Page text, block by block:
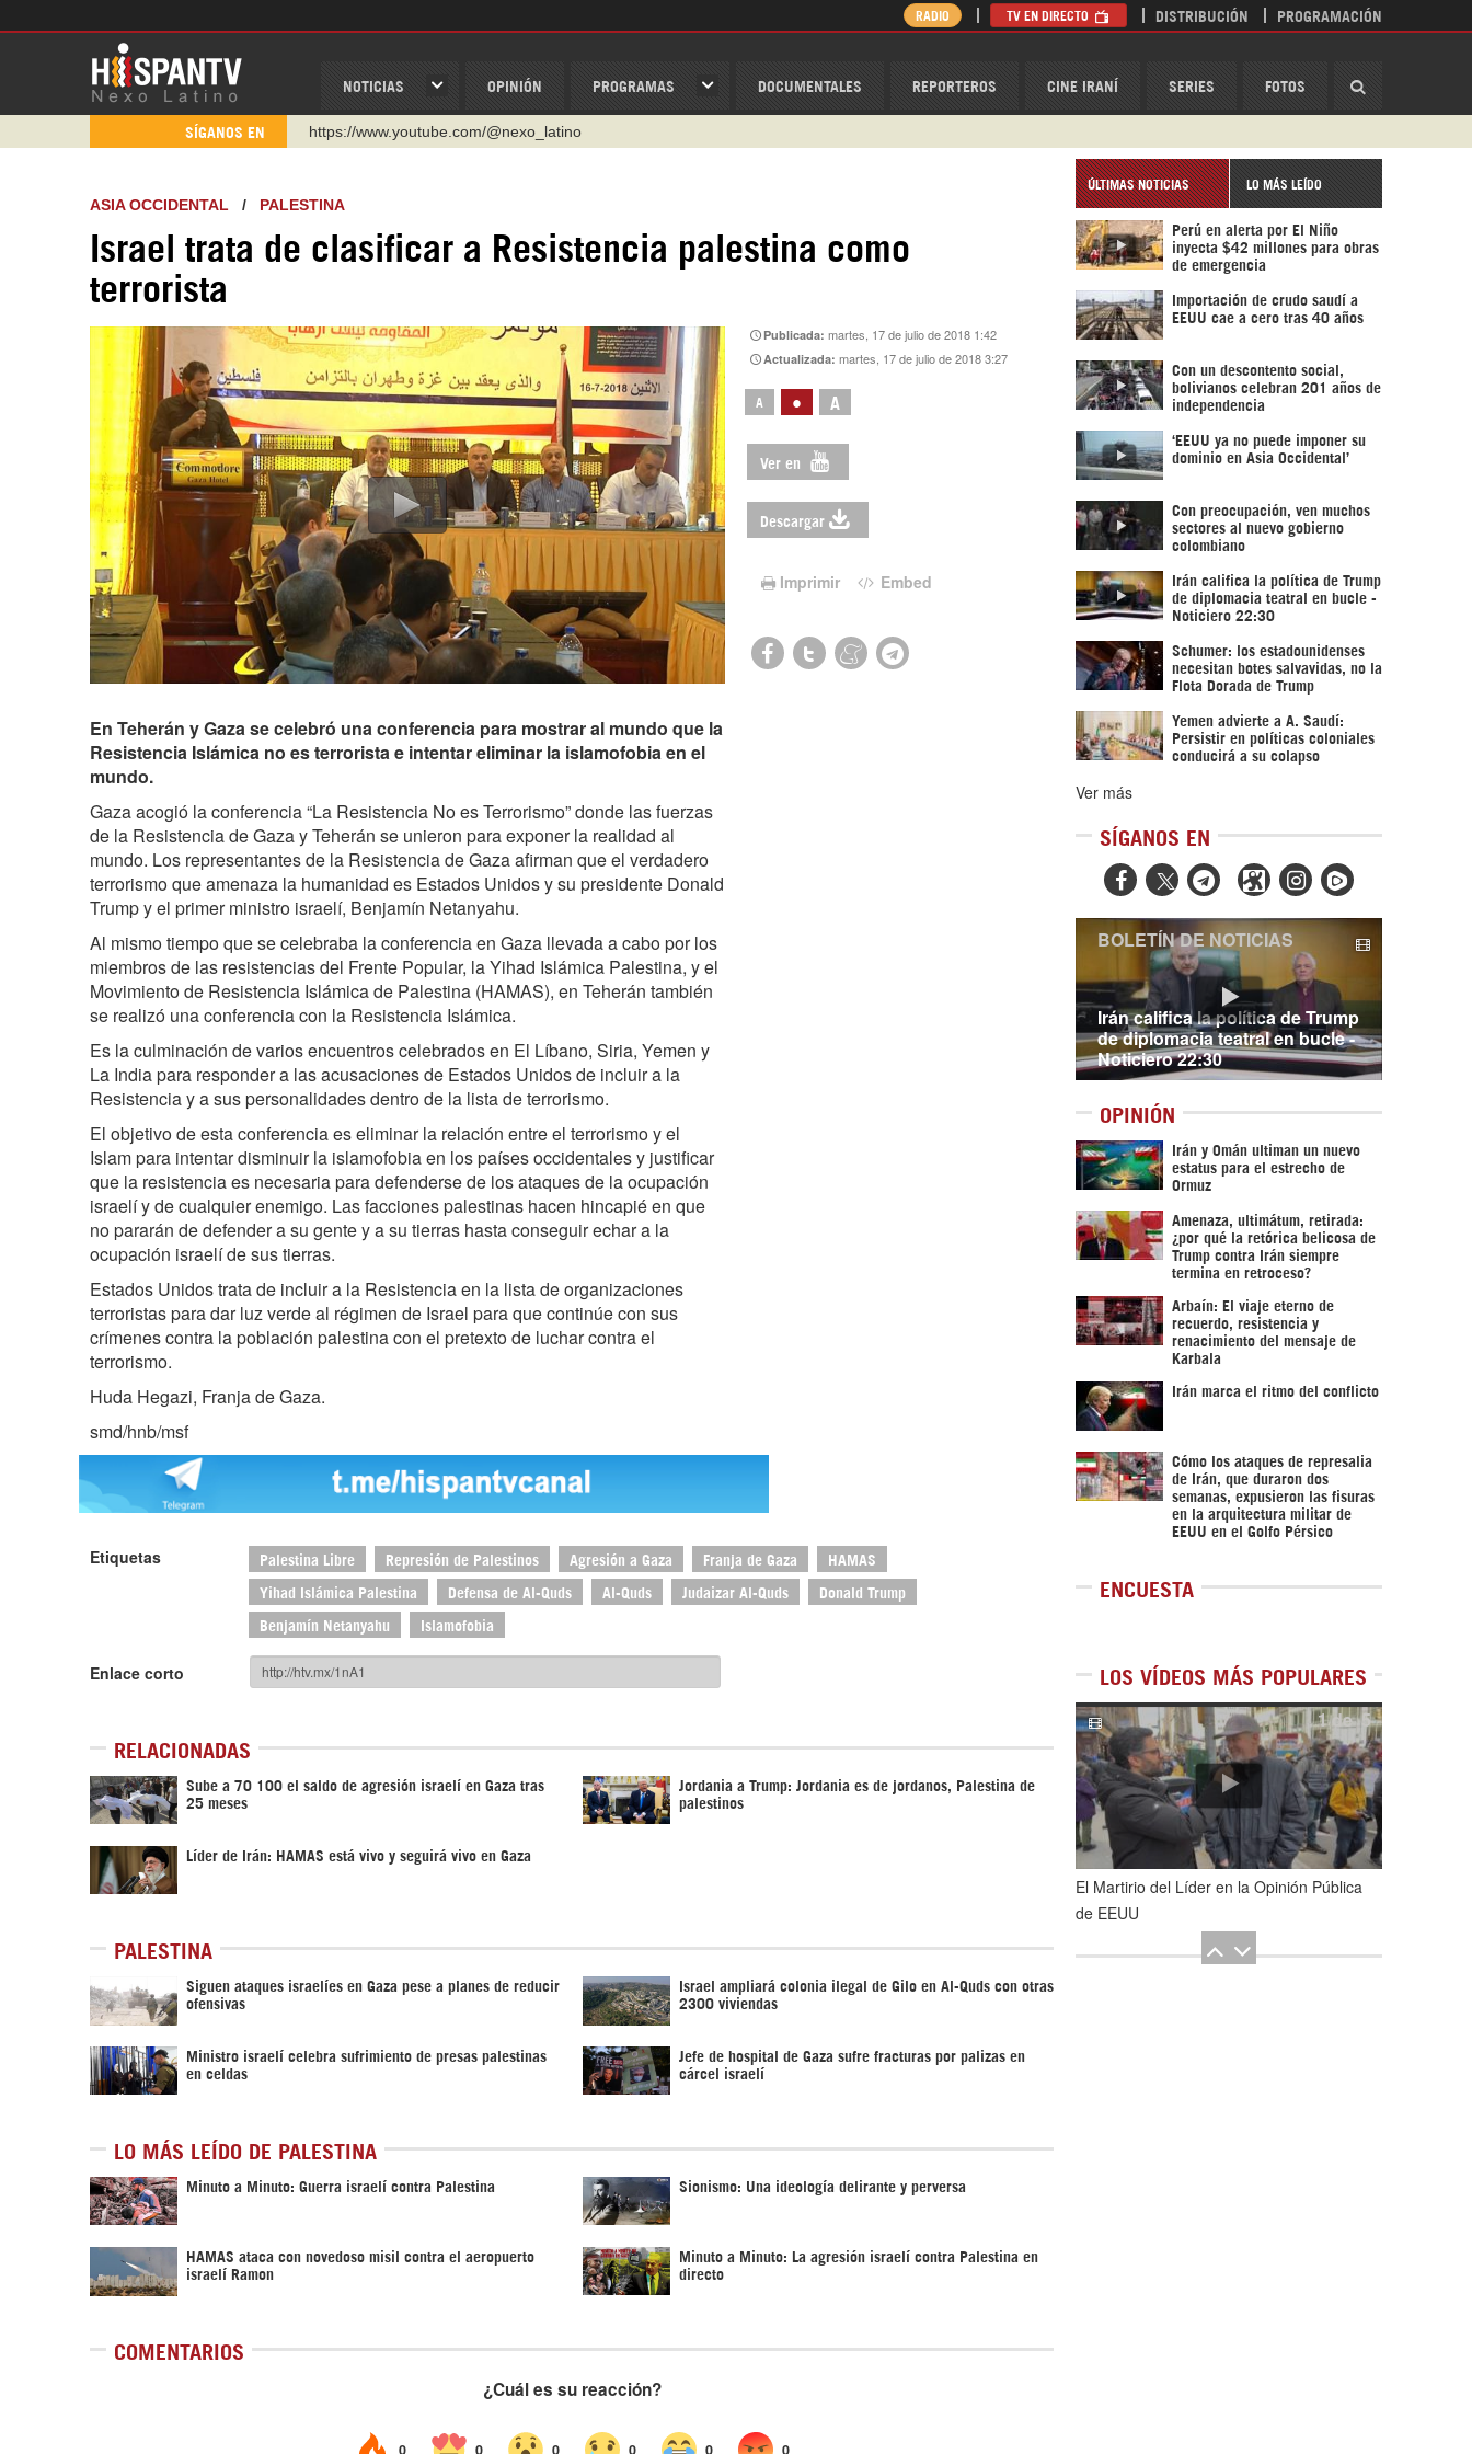
NOTICIAS OPINIÓN PROGRAMAS DOCUMENTALES REPORTEROS CINE IRANÍ SERIES FOTOS
RADIO TV EN DIRECTO DISTRIBUCIÓN PROGRAMACIÓN
SÍGANOS EN
https://www.youtube.com/@nexo_latino
https://t.me/hispantvcanal
https://urmedium.com/c/hispantv
WhatsApp y Viber: +98 921 79 29 404
https://www.facebook.com/Nexolatino.Canal
ASIA OCCIDENTAL / PALESTINA
Israel trata de clasificar a Resistencia palestina como
terrorista
Publicada:martes, 17 de julio de 2018 1:42
Actualizada:martes, 17 de julio de 2018 3:27
A • A
Ver en
Descargar
Imprimir Embed
En Teherán y Gaza se celebró una conferencia para mostrar al mundo que la
Resistencia Islámica no es terrorista e intentar eliminar la islamofobia en el
mundo.
Gaza acogió la conferencia “La Resistencia No es Terrorismo” donde las fuerzas
de la Resistencia de Gaza y Teherán se unieron para exponer la realidad al
mundo. Los representantes de la Resistencia de Gaza afirman que el verdadero
terrorismo que amenaza la humanidad es Estados Unidos y su presidente Donald
Trump y el primer ministro israelí, Benjamín Netanyahu.
Al mismo tiempo que se celebraba la conferencia en Gaza llevada a cabo por los
miembros de las resistencias del Frente Popular, la Yihad Islámica Palestina, y el
Movimiento de Resistencia Islámica de Palestina (HAMAS), en Teherán también
se realizó una conferencia con la Resistencia Islámica.
Es la culminación de varios encuentros celebrados en El Líbano, Siria, Yemen y
La India para responder a las acusaciones de Estados Unidos de incluir a la
Resistencia y a sus personalidades dentro de la lista de terrorismo.
El objetivo de esta conferencia es eliminar la relación entre el terrorismo y el
Islam para intentar disminuir la islamofobia en los países occidentales y justificar
que la resistencia es necesaria para defenderse de los ataques de la ocupación
israelí y de cualquier enemigo. Las facciones palestinas hacen hincapié en que
no pararán de defender a su gente y a su tierras hasta conseguir echar a la
ocupación israelí de sus tierras.
Estados Unidos trata de incluir a la Resistencia en la lista de organizaciones
terroristas para dar luz verde al régimen de Israel para que continúe con sus
crímenes contra la población palestina con el pretexto de luchar contra el
terrorismo.
Huda Hegazi, Franja de Gaza.
smd/hnb/msf
Etiquetas Palestina Libre Represión de Palestinos Agresión a Gaza Franja de Gaza HAMAS
Yihad Islámica Palestina Defensa de Al-Quds Al-Quds Judaizar Al-Quds Donald Trump
Benjamín Netanyahu Islamofobia
Enlace corto
RELACIONADAS
Sube a 70 100 el saldo de agresión israelí en Gaza tras
25 meses
Jordania a Trump: Jordania es de jordanos, Palestina de
palestinos
Líder de Irán: HAMAS está vivo y seguirá vivo en Gaza
PALESTINA
Siguen ataques israelíes en Gaza pese a planes de reducir
ofensivas
Israel ampliará colonia ilegal de Gilo en Al-Quds con otras
2300 viviendas
Ministro israelí celebra sufrimiento de presas palestinas
en celdas
Jefe de hospital de Gaza sufre fracturas por palizas en
cárcel israelí
LO MÁS LEÍDO DE PALESTINA
Minuto a Minuto: Guerra israelí contra Palestina Sionismo: Una ideología delirante y perversa
HAMAS ataca con novedoso misil contra el aeropuerto
israelí Ramon
Minuto a Minuto: La agresión israelí contra Palestina en
directo
COMENTARIOS
ÚLTIMAS NOTICIAS LO MÁS LEÍDO
Perú en alerta por El Niño
inyecta $42 millones para obras
de emergencia
Importación de crudo saudí a
EEUU cae a cero tras 40 años
Con un descontento social,
bolivianos celebran 201 años de
independencia
‘EEUU ya no puede imponer su
dominio en Asia Occidental’
Con preocupación, ven muchos
sectores al nuevo gobierno
colombiano
Irán califica la política de Trump
de diplomacia teatral en bucle -
Noticiero 22:30
Schumer: los estadounidenses
necesitan botes salvavidas, no la
Flota Dorada de Trump
Yemen advierte a A. Saudí:
Persistir en políticas coloniales
conducirá a su colapso
Ver más
SÍGANOS EN
  
Irán califica la política de Trump
de diplomacia teatral en bucle -
Noticiero 22:30
BOLETÍN DE NOTICIAS
OPINIÓN
Irán y Omán ultiman un nuevo
estatus para el estrecho de
Ormuz
Amenaza, ultimátum, retirada:
¿por qué la retórica belicosa de
Trump contra Irán siempre
termina en retroceso?
Arbaín: El viaje eterno de
recuerdo, resistencia y
renacimiento del mensaje de
Karbala
Irán marca el ritmo del conflicto
Cómo los ataques de represalia
de Irán, que duraron dos
semanas, expusieron las fisuras
en la arquitectura militar de
EEUU en el Golfo Pérsico
ENCUESTA
LOS VÍDEOS MÁS POPULARES
1de5
El Martirio del Líder en la Opinión Pública
de EEUU